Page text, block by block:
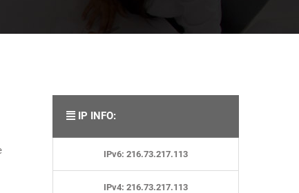
IP INFO:
IPv6: 216.73.217.113
IPv4: 216.73.217.113